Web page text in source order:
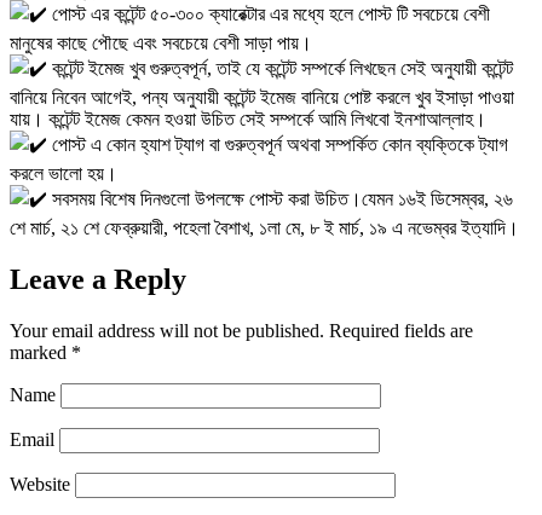
পোস্ট এর কন্টেন্ট ৫০-৩০০ ক্যারেক্টার এর মধ্যে হলে পোস্ট টি সবচেয়ে বেশী
মানুষের কাছে পৌছে এবং সবচেয়ে বেশী সাড়া পায়।
কন্টেন্ট ইমেজ খুব গুরুত্বপূর্ন, তাই যে কন্টেন্ট সম্পর্কে লিখছেন সেই অনুযায়ী কন্টেন্ট
বানিয়ে নিবেন আগেই, পন্য অনুযায়ী কন্টেন্ট ইমেজ বানিয়ে পোষ্ট করলে খুব ইসাড়া পাওয়া
যায়। কন্টেন্ট ইমেজ কেমন হওয়া উচিত সেই সম্পর্কে আমি লিখবো ইনশাআল্লাহ।
পোস্ট এ কোন হ্যাশ ট্যাগ বা গুরুত্বপূর্ন অথবা সম্পর্কিত কোন ব্যক্তিকে ট্যাগ
করলে ভালো হয়।
সবসময় বিশেষ দিনগুলো উপলক্ষে পোস্ট করা উচিত।যেমন ১৬ই ডিসেম্বর, ২৬
শে মার্চ, ২১ শে ফেব্রুয়ারী, পহেলা বৈশাখ, ১লা মে, ৮ ই মার্চ, ১৯ এ নভেম্বর ইত্যাদি।
Leave a Reply
Your email address will not be published. Required fields are
marked *
Name
Email
Website